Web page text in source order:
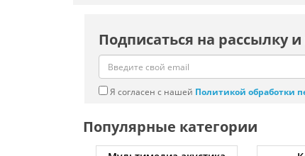
Подписаться на рассылку
Я согласен с нашей Политикой обработки
Популярные категории